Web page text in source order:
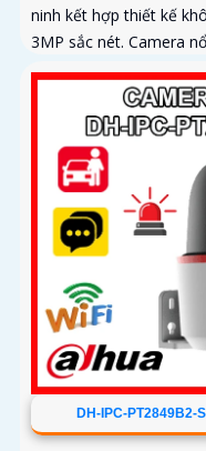
ninh kết hợp thiết kế
3MP sắc nét. Camera
phát hiện chính xác
bằng đèn nháy và còi hú
DH-IPC-PT2849B2-